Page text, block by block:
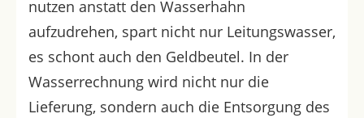
nutzen anstatt den Wasserhahn
aufzudrehen, spart nicht nur Leitungswasser,
es schont auch den Geldbeutel. In der
Wasserrechnung wird nicht nur die
Lieferung, sondern auch die Entsorgung des